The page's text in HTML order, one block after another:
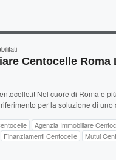
su
Agenzia
Roma
LO
Centocelle Roma
Nel cuore di Roma e
per la soluzione di uno
Agenzia Immobiliare
Finanziamenti Centocelle Mutui